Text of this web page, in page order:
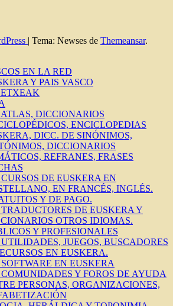
| Tema: Newses de Themeansar.
EN LA RED
Y PAIS VASCO
ATLAS, DICCIONARIOS
ENCICLOPEDIAS
DICC. DE SINÓNIMOS,
DICCIONARIOS
REFRANES, FRASES
CURSOS DE EUSKERA EN
EN FRANCÉS, INGLÉS.
Y DE PAGO.
TRADUCTORES DE EUSKERA Y
OTROS IDIOMAS.
Y PROFESIONALES
UTILIDADES, JUEGOS, BUSCADORES
EN EUSKERA.
SOFTWARE EN EUSKERA
COMUNIDADES Y FOROS DE AYUDA
PERSONAS, ORGANIZACIONES,